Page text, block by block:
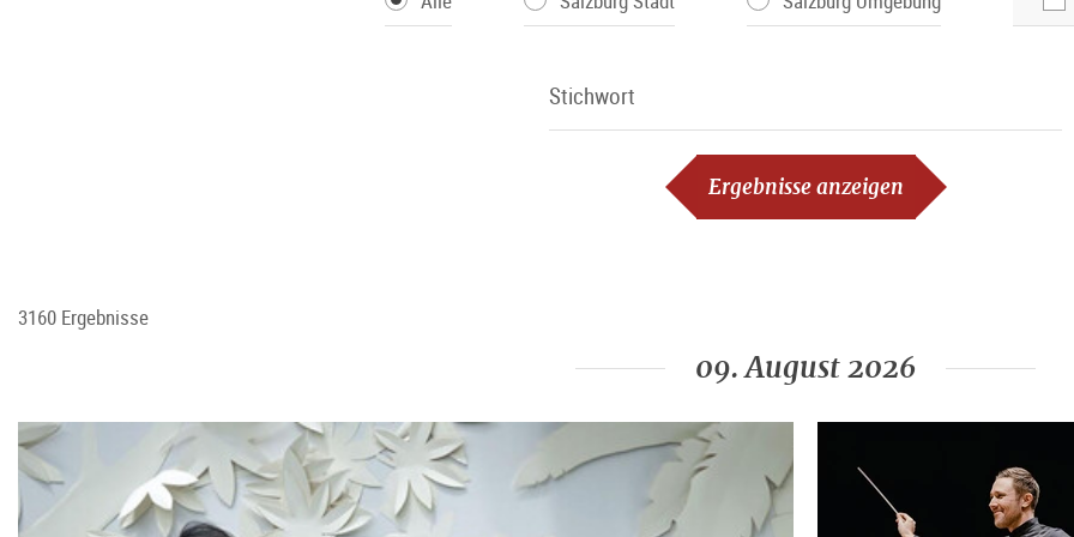
Stichwort
Ergebnisse anzeigen
3160 Ergebnisse
09. August 2026